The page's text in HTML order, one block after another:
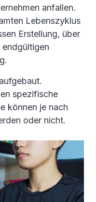
anfallen.
Lebenszyklus
Erstellung, über
endgültigen
spezifische
können je nach
oder nicht.